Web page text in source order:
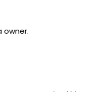
owner.